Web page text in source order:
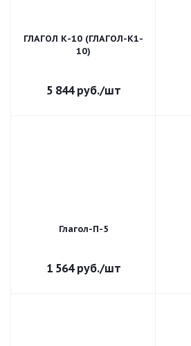
ГЛАГОЛ К-10 (ГЛАГОЛ-К1-
10)
5 844руб./шт
Глагол-П-5
1 564руб./шт